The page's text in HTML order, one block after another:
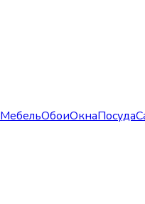
МебельОбоиОкнаПосуда